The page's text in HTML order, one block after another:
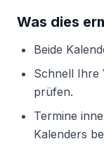
Was dies
Beide
Schnell Ihre
prüfen.
Termine
Kalenders